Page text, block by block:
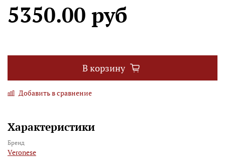
5350.00 руб
В корзину
Добавить в сравнение
Характеристики
Бренд
Veronese